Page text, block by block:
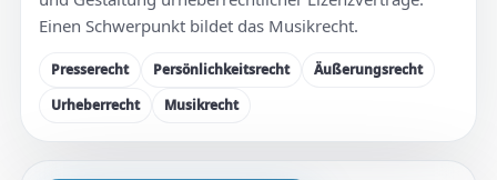
Einen Schwerpunkt bildet das Musikrecht.
Presserecht Persönlichkeitsrecht
Äußerungsrecht
Urheberrecht
Musikrecht